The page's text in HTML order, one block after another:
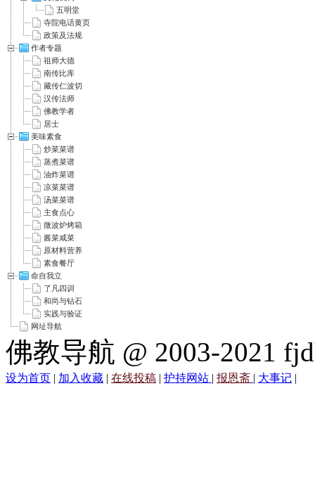
五明堂
寺院电话黄页
政策及法规
作者专题
祖师大德
南传比库
藏传仁波切
汉传法师
佛教学者
居士
美味素食
炒菜菜谱
蒸煮菜谱
油炸菜谱
凉菜菜谱
汤菜菜谱
主食点心
微波炉烤箱
酱菜咸菜
原材料营养
素食餐厅
命自我立
了凡四训
和尚与钻石
实践与验证
网址导航
佛教导航 @ 2003-2021
设为首页 | 加入收藏 | 在线投稿 | 护持网站 | 报恩斋 | 大事记 |